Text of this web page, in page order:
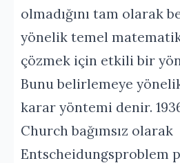
olmadığını tam olarak
yönelik temel
çözmek için etkili bir
Bunu belirlemeye
karar yöntemi denir.
Church bağımsız olarak
Entscheidungsproblem